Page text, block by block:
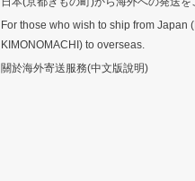
For those who wish to ship from Japan
KIMONOMACHI) to overseas.
關於海外寄送服務(中文版說明)